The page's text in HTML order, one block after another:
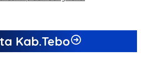
Kab.Tebo